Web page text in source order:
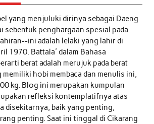
yang menjuluki dirinya sebagai Daeng
sebentuk penghargaan spesial pada
ini adalah lelaki yang lahir di
1970. Battala' dalam Bahasa
berat adalah merujuk pada berat
memiliki hobi membaca dan menulis ini,
kg. Blog ini merupakan kumpulan
refleksi kontemplatifnya atas
disekitarnya, baik yang penting,
penting. Saat ini tinggal di Cikarang